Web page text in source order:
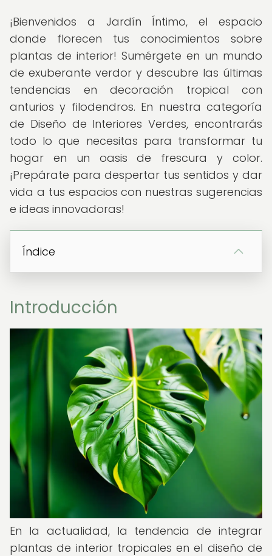
¡Bienvenidos a Jardín Íntimo, el espacio
donde florecen tus conocimientos sobre
plantas de interior! Sumérgete en un mundo
de exuberante verdor y descubre las últimas
tendencias en decoración tropical con
anturios y filodendros. En nuestra categoría
de Diseño de Interiores Verdes, encontrarás
todo lo que necesitas para transformar tu
hogar en un oasis de frescura y color.
¡Prepárate para despertar tus sentidos y dar
vida a tus espacios con nuestras sugerencias
e ideas innovadoras!
Índice
Introducción
En la actualidad, la tendencia de integrar
plantas de interior tropicales en el diseño de